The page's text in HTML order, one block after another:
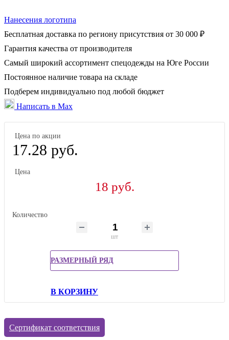
Нанесения логотипа
Бесплатная доставка по региону присутствия от 30 000 ₽
Гарантия качества от производителя
Самый широкий ассортимент спецодежды на Юге России
Постоянное наличие товара на складе
Подберем индивидуально под любой бюджет
Написать в Max
Цена по акции
17.28 руб.
Цена
18 руб.
Количество
шт
РАЗМЕРНЫЙ РЯД
В КОРЗИНУ
Сертификат соответствия